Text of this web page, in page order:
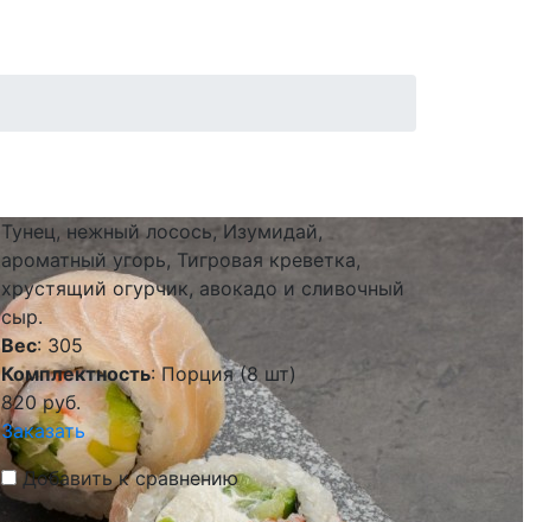
Тунец, нежный лосось, Изумидай,
ароматный угорь, Тигровая креветка,
хрустящий огурчик, авокадо и сливочный
сыр.
Вес: 305
Комплектность: Порция (8 шт)
820руб.
Заказать
Добавить к сравнению